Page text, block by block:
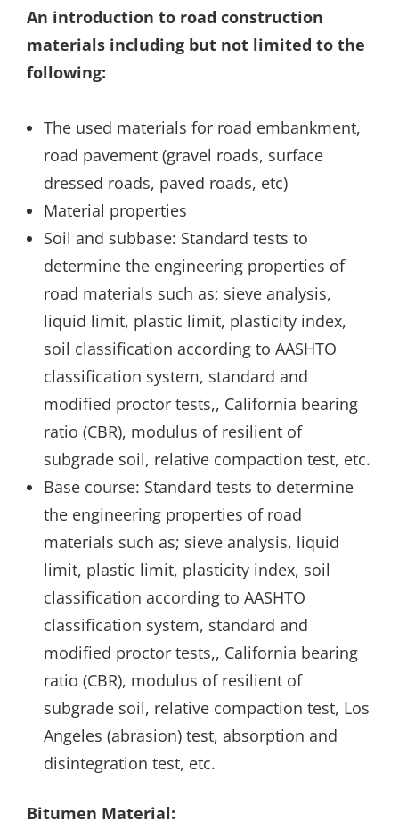
An introduction to road construction
materials including but not limited to the
following:
The used materials for road embankment,
road pavement (gravel roads, surface
dressed roads, paved roads, etc)
Material properties
Soil and subbase: Standard tests to
determine the engineering properties of
road materials such as; sieve analysis,
liquid limit, plastic limit, plasticity index,
soil classification according to AASHTO
classification system, standard and
modified proctor tests,, California bearing
ratio (CBR), modulus of resilient of
subgrade soil, relative compaction test, etc.
Base course: Standard tests to determine
the engineering properties of road
materials such as; sieve analysis, liquid
limit, plastic limit, plasticity index, soil
classification according to AASHTO
classification system, standard and
modified proctor tests,, California bearing
ratio (CBR), modulus of resilient of
subgrade soil, relative compaction test, Los
Angeles (abrasion) test, absorption and
disintegration test, etc.
Bitumen Material: